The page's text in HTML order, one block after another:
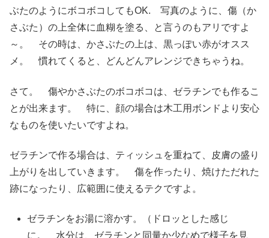
ぶたのようにボコボコしてもOK. 写真のように、傷（か
さぶた）の上全体に血糊を塗る、と言うのもアリですよ
～。 その時は、かさぶたの上は、黒っぽい赤がオスス
メ。 慣れてくると、どんどんアレンジできちゃうね。
さて。 傷やかさぶたのボコボコは、ゼラチンでも作るこ
とが出来ます。 特に、顔の場合は木工用ボンドより安心
なものを使いたいですよね。
ゼラチンで作る場合は、ティッシュを重ねて、皮膚の盛り
上がりを出していきます。 傷を作ったり、焼けただれた
跡になったり、広範囲に使えるテクですよ。
ゼラチンをお湯に溶かす。（ドロッとした感じ
に。 水分は、ゼラチンと同量か少なめで様子を見